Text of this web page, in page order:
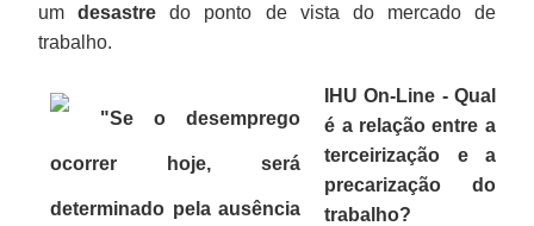
umdesastre do ponto de vista do mercado de
trabalho.
"Se o desemprego
ocorrer hoje, será
determinado pela ausência
IHU On-Line - Qual
é a relação entre a
terceirização e a
precarização do
trabalho?